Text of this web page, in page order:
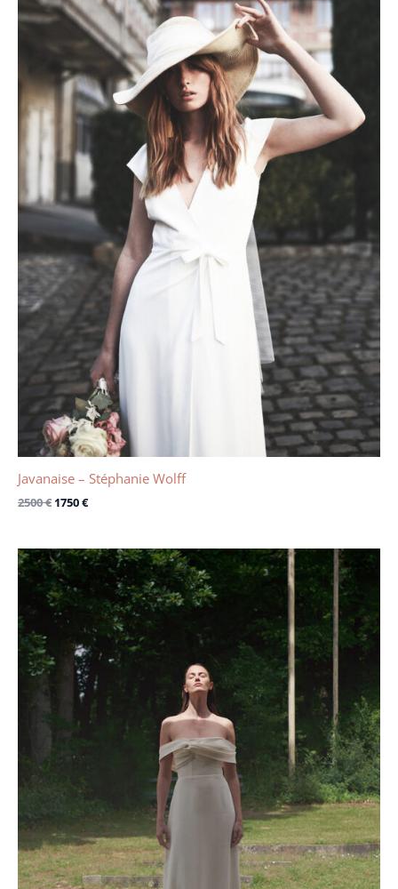
Javanaise – Stéphanie Wolff
2500€
initial
était :
2500 €.
1750€
actuel
est :
1750 €.
Le
prix
initial
était :
3320 €.
Le
prix
actuel
est :
2000 €.